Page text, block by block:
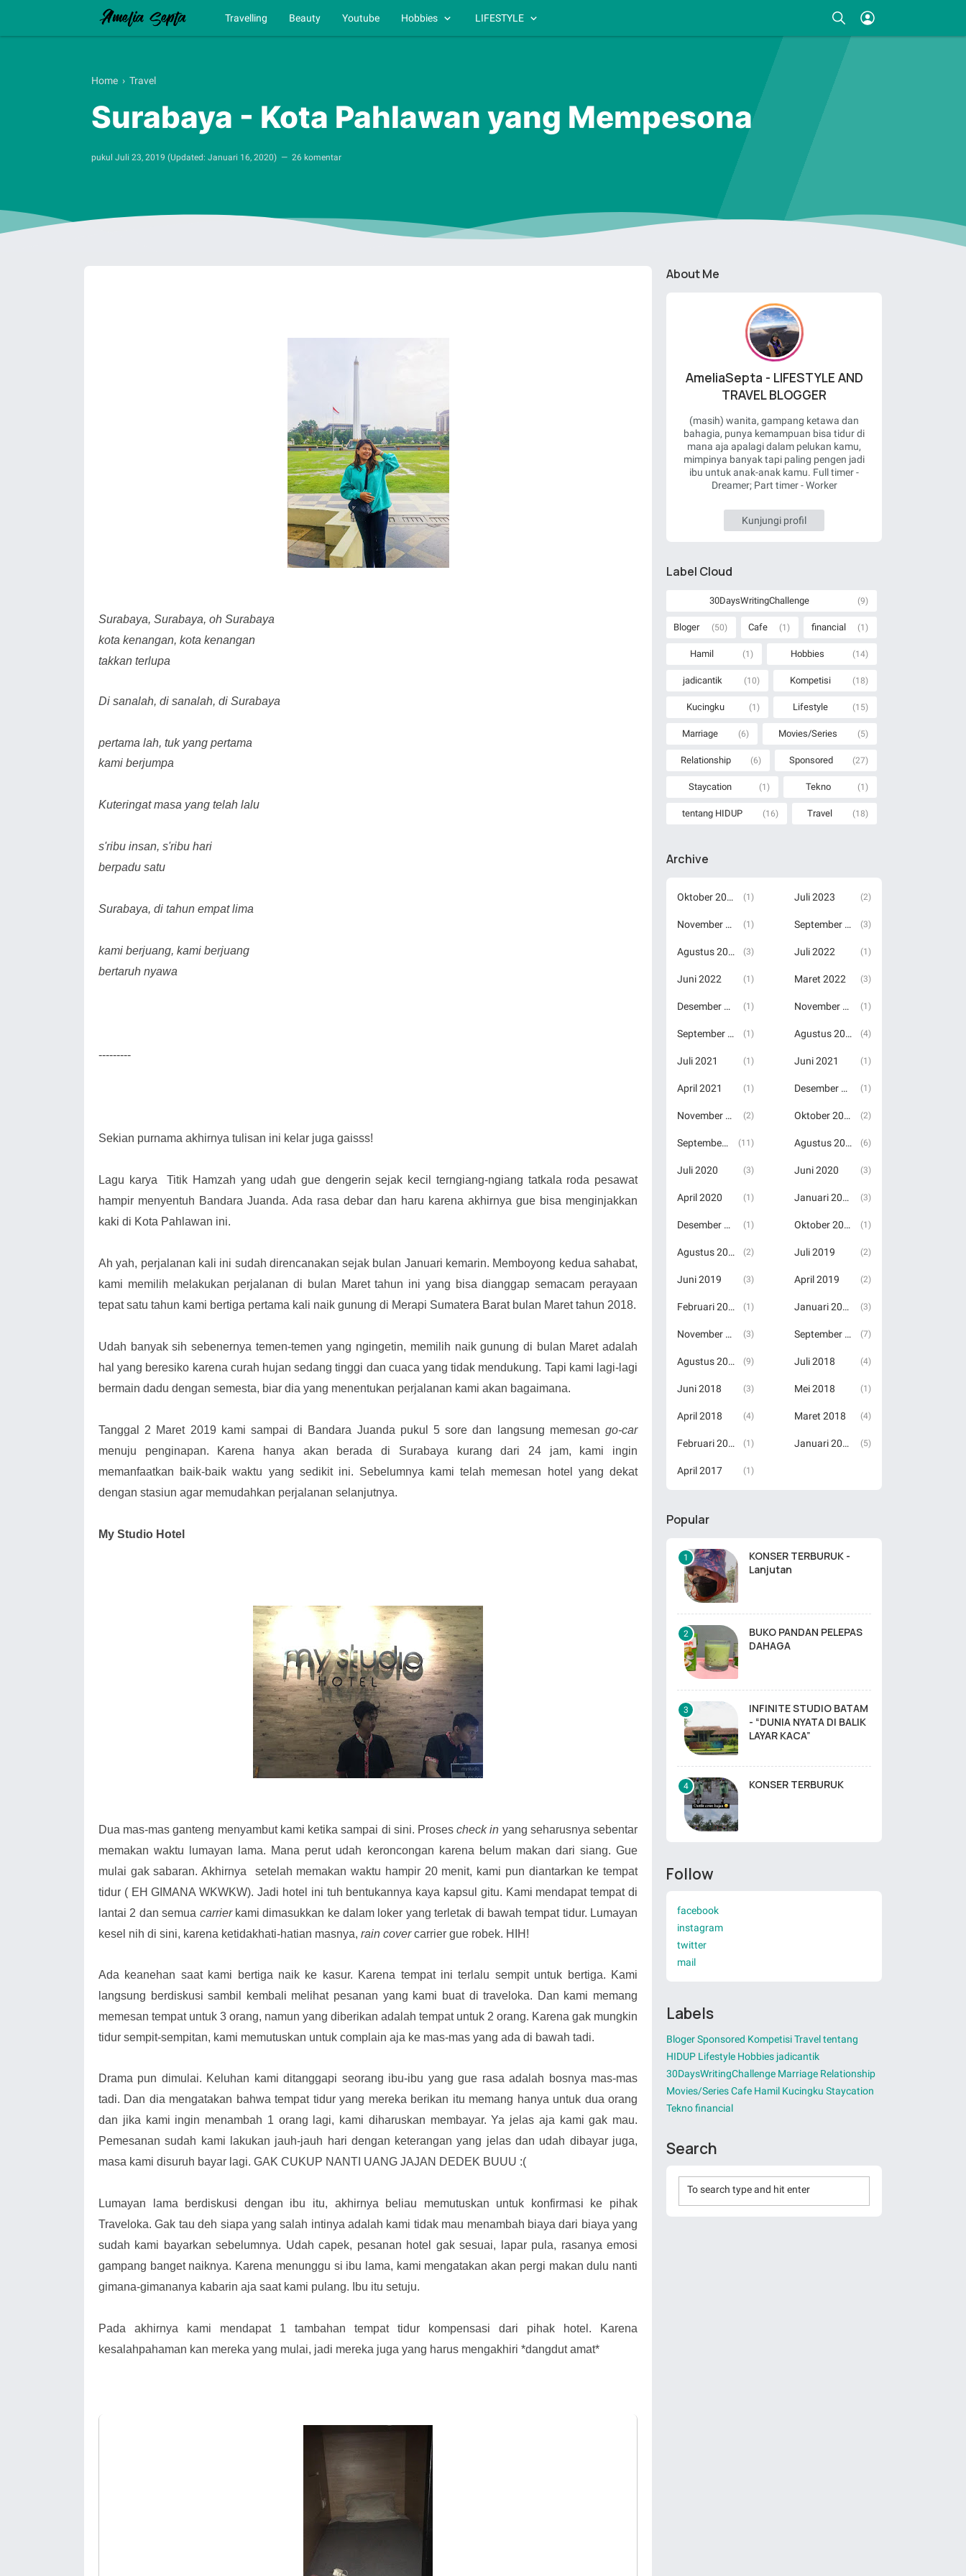
Travelling Beauty Youtube Hobbies LIFESTYLE
Home › Travel
Surabaya - Kota Pahlawan yang Mempesona
pukul Juli 23, 2019 (Updated: Januari 16, 2020) 26 komentar
Surabaya, Surabaya, oh Surabaya
kota kenangan, kota kenangan
takkan terlupa
Di sanalah, di sanalah, di Surabaya
pertama lah, tuk yang pertama
kami berjumpa
Kuteringat masa yang telah lalu
s'ribu insan, s'ribu hari
berpadu satu
Surabaya, di tahun empat lima
kami berjuang, kami berjuang
bertaruh nyawa
---------
Sekian purnama akhirnya tulisan ini kelar juga gaisss!
Lagu karya
Titik Hamzah yang udah gue dengerin sejak kecil terngiang-ngiang tatkala roda pesawat
hampir menyentuh Bandara Juanda. Ada rasa debar dan haru karena akhirnya gue bisa menginjakkan
kaki di Kota Pahlawan ini.
Ah yah, perjalanan kali ini sudah direncanakan sejak bulan Januari kemarin. Memboyong kedua sahabat,
kami memilih melakukan perjalanan di bulan Maret tahun ini yang bisa dianggap semacam perayaan
tepat satu tahun kami bertiga pertama kali naik gunung di Merapi Sumatera Barat bulan Maret tahun 2018.
Udah banyak sih sebenernya temen-temen yang ngingetin, memilih naik gunung di bulan Maret adalah
hal yang beresiko karena curah hujan sedang tinggi dan cuaca yang tidak mendukung. Tapi kami lagi-lagi
bermain dadu dengan semesta, biar dia yang menentukan perjalanan kami akan bagaimana.
Tanggal 2 Maret 2019 kami sampai di Bandara Juanda pukul 5 sore dan langsung memesan go-car
menuju penginapan. Karena hanya akan berada di Surabaya kurang dari 24 jam, kami ingin
memanfaatkan baik-baik waktu yang sedikit ini. Sebelumnya kami telah memesan hotel yang dekat
dengan stasiun agar memudahkan perjalanan selanjutnya.
My Studio Hotel
Dua mas-mas ganteng menyambut kami ketika sampai di sini. Prosescheck in yang seharusnya sebentar
memakan waktu lumayan lama. Mana perut udah keroncongan karena belum makan dari siang. Gue
mulai gak sabaran. Akhirnya
setelah memakan waktu hampir 20 menit, kami pun diantarkan ke tempat
tidur ( EH GIMANA WKWKW). Jadi hotel ini tuh bentukannya kaya kapsul gitu. Kami mendapat tempat di
lantai 2 dan semua carrier kami dimasukkan ke dalam loker yang terletak di bawah tempat tidur. Lumayan
kesel nih di sini, karena ketidakhati-hatian masnya, rain covercarrier gue robek. HIH!
Ada keanehan saat kami bertiga naik ke kasur. Karena tempat ini terlalu sempit untuk bertiga. Kami
langsung berdiskusi sambil kembali melihat pesanan yang kami buat di traveloka. Dan kami memang
memesan tempat untuk 3 orang, namun yang diberikan adalah tempat untuk 2 orang. Karena gak mungkin
tidur sempit-sempitan, kami memutuskan untuk complain aja ke mas-mas yang ada di bawah tadi.
Drama pun dimulai. Keluhan kami ditanggapi seorang ibu-ibu yang gue rasa adalah bosnya mas-mas
tadi. Dan dia mengatakan bahwa tempat tidur yang mereka berikan itu memang hanya untuk dua orang
dan jika kami ingin menambah 1 orang lagi, kami diharuskan membayar. Ya jelas aja kami gak mau.
Pemesanan sudah kami lakukan jauh-jauh hari dengan keterangan yang jelas dan udah dibayar juga,
masa kami disuruh bayar lagi. GAK CUKUP NANTI UANG JAJAN DEDEK BUUU :(
Lumayan lama berdiskusi dengan ibu itu, akhirnya beliau memutuskan untuk konfirmasi ke pihak
Traveloka. Gak tau deh siapa yang salah intinya adalah kami tidak mau menambah biaya dari biaya yang
sudah kami bayarkan sebelumnya. Udah capek, pesanan hotel gak sesuai, lapar pula, rasanya emosi
gampang banget naiknya. Karena menunggu si ibu lama, kami mengatakan akan pergi makan dulu nanti
gimana-gimananya kabarin aja saat kami pulang. Ibu itu setuju.
Pada akhirnya kami mendapat 1 tambahan tempat tidur kompensasi dari pihak hotel. Karena
kesalahpahaman kan mereka yang mulai, jadi mereka juga yang harus mengakhiri *dangdut amat*
About Me
AmeliaSepta - LIFESTYLE AND
TRAVEL BLOGGER
(masih) wanita, gampang ketawa dan
bahagia, punya kemampuan bisa tidur di
mana aja apalagi dalam pelukan kamu,
mimpinya banyak tapi paling pengen jadi
ibu untuk anak-anak kamu. Full timer -
Dreamer; Part timer - Worker
Kunjungi profil
Label Cloud
30DaysWritingChallenge (9)
Bloger (50) Cafe (1) financial (1)
Hamil (1) Hobbies (14)
jadicantik (10) Kompetisi (18)
Kucingku (1) Lifestyle (15)
Marriage (6) Movies/Series (5)
Relationship (6) Sponsored (27)
Staycation (1) Tekno (1)
tentang HIDUP (16) Travel (18)
Archive
Oktober 2023 (1) Juli 2023 (2)
November 2022 (1) September 2022 (3)
Agustus 2022 (3) Juli 2022 (1)
Juni 2022 (1) Maret 2022 (3)
Desember 2021 (1) November 2021 (1)
September 2021 (1) Agustus 2021 (4)
Juli 2021 (1) Juni 2021 (1)
April 2021 (1) Desember 2020 (1)
November 2020 (2) Oktober 2020 (2)
September 2020 (11) Agustus 2020 (6)
Juli 2020 (3) Juni 2020 (3)
April 2020 (1) Januari 2020 (3)
Desember 2019 (1) Oktober 2019 (1)
Agustus 2019 (2) Juli 2019 (2)
Juni 2019 (3) April 2019 (2)
Februari 2019 (1) Januari 2019 (3)
November 2018 (3) September 2018 (7)
Agustus 2018 (9) Juli 2018 (4)
Juni 2018 (3) Mei 2018 (1)
April 2018 (4) Maret 2018 (4)
Februari 2018 (1) Januari 2018 (5)
April 2017 (1)
Popular
KONSER TERBURUK -
Lanjutan
BUKO PANDAN PELEPAS
DAHAGA
INFINITE STUDIO BATAM
- “DUNIA NYATA DI BALIK
LAYAR KACA”
KONSER TERBURUK
Follow
facebook
instagram
twitter
mail
Labels
BlogerSponsored KompetisiTraveltentang
HIDUP Lifestyle Hobbies jadicantik
30DaysWritingChallenge Marriage Relationship
Movies/SeriesCafe Hamil Kucingku Staycation
Teknofinancial
Search